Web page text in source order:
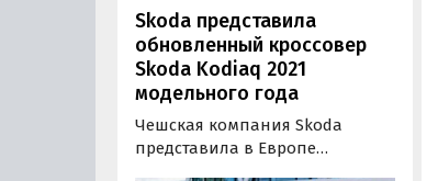
Skoda представила
обновленный кроссовер
Skoda Kodiaq 2021
модельного года
Чешская компания Skoda
представила в Европе